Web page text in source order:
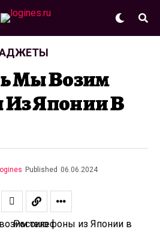
Мы Возим
Японии В
logines Published 06.06.2024